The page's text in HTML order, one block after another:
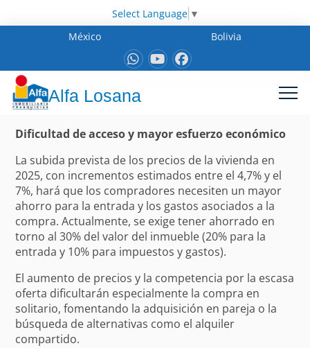
Select Language ▼
México
Bolivia
Alfa Losana
Dificultad de acceso y mayor esfuerzo económico
La subida prevista de los precios de la vivienda en
2025, con incrementos estimados entre el 4,7% y el
7%, hará que los compradores necesiten un mayor
ahorro para la entrada y los gastos asociados a la
compra. Actualmente, se exige tener ahorrado en
torno al 30% del valor del inmueble (20% para la
entrada y 10% para impuestos y gastos).
El aumento de precios y la competencia por la escasa
oferta dificultarán especialmente la compra en
solitario, fomentando la adquisición en pareja o la
búsqueda de alternativas como el alquiler
compartido.